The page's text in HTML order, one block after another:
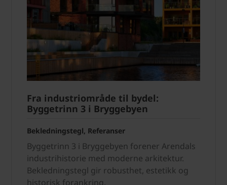
Fra industriområde til bydel:
Byggetrinn 3 i Bryggebyen
Bekledningstegl, Referanser
Byggetrinn 3 i Bryggebyen forener Arendals
industrihistorie med moderne arkitektur.
Bekledningstegl gir robusthet, estetikk og
historisk forankring.